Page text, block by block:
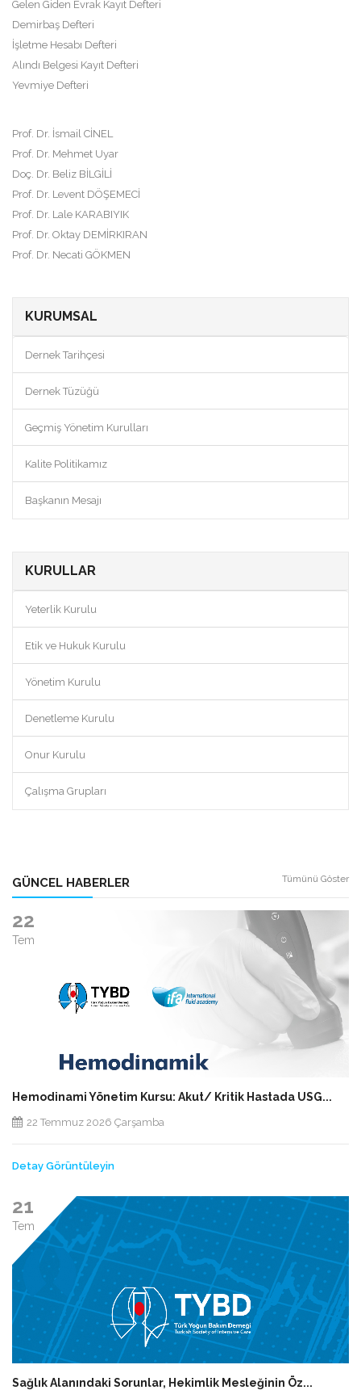
Gelen Giden Evrak Kayıt Defteri
Demirbaş Defteri
İşletme Hesabı Defteri
Alındı Belgesi Kayıt Defteri
Yevmiye Defteri
Prof. Dr. İsmail CİNEL
Prof. Dr. Mehmet Uyar
Doç. Dr. Beliz BİLGİLİ
Prof. Dr. Levent DÖŞEMECİ
Prof. Dr. Lale KARABIYIK
Prof. Dr. Oktay DEMİRKIRAN
Prof. Dr. Necati GÖKMEN
KURUMSAL
Dernek Tarihçesi
Dernek Tüzüğü
Geçmiş Yönetim Kurulları
Kalite Politikamız
Başkanın Mesajı
KURULLAR
Yeterlik Kurulu
Etik ve Hukuk Kurulu
Yönetim Kurulu
Denetleme Kurulu
Onur Kurulu
Çalışma Grupları
GÜNCEL HABERLER Tümünü Göster
22
Tem
Hemodinami Yönetim Kursu: Akut/ Kritik Hastada USG...
22 Temmuz 2026 Çarşamba
Detay Görüntüleyin
21
Tem
Sağlık Alanındaki Sorunlar, Hekimlik Mesleğinin Öz...